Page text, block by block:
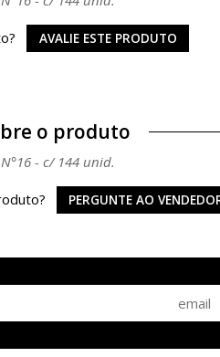
AVALIE ESTE PRODUTO
o produto
- c/ 144 unid.
PERGUNTE AO